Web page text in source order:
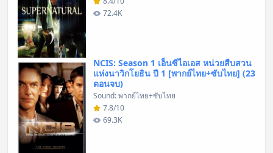
72.4K
NCIS: Season 1 เอ็นซีไอเอส หน่วยสืบสวน
แห่งนาวิกโยธิน ปี 1 [พากย์ไทย+ซับไทย] (23
ตอนจบ)
Sound: พากย์ไทย+ซับไทย
7.8/10
69.3K